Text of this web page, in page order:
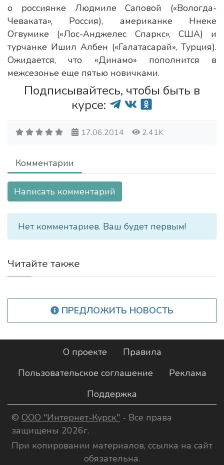
о россиянке Людмиле Саповой («Вологда-
Чеваката», Россия), американке Ннеке
Огвумике («Лос-Анджелес Спаркс», США) и
турчанке Ишил Албен («Галатасарай», Турция).
Ожидается, что «Динамо» пополнится в
межсезонье еще пятью новичками.
Подписывайтесь, чтобы быть в
курсе:
17.06.2014 2.41K
Комментарии
Написать комментарий
Нет комментариев. Ваш будет первым!
Читайте также
ПРЕДЛОЖИТЬ НОВОСТЬ
О проекте
Правила
Пользовательское соглашение
Реклама
Поддержка
© ООО "Интернет-Курск" - Все права
защищены 2026г.
При копировании материалов, ссылка на сайт
обязательна.